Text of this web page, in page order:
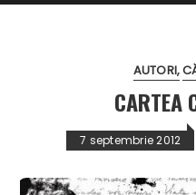
AUTORI
CARTEA
7 septembrie 2012